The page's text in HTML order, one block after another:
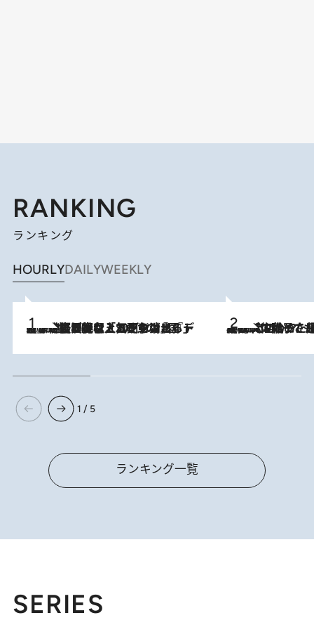
RANKING
ランキング
HOURLYDAILYWEEKLY
2026.8.5
【なぜ吉沢亮は「気配を消せる」のか？】興行収入208億の『国宝』を経て挑むミュージカル『ディア・エヴァン・ハンセン』。トップ俳優が舞台上でさらけ出した“孤独”とは 2026.8.5
【阿川佐和子さんの年とる力】なぜ70代で始めた趣味は“こんなに楽しい”のか？ ピアノ、俳句…スランプに陥っても続けられる“ある秘訣”とは
1 / 5
ランキング一覧
SERIES